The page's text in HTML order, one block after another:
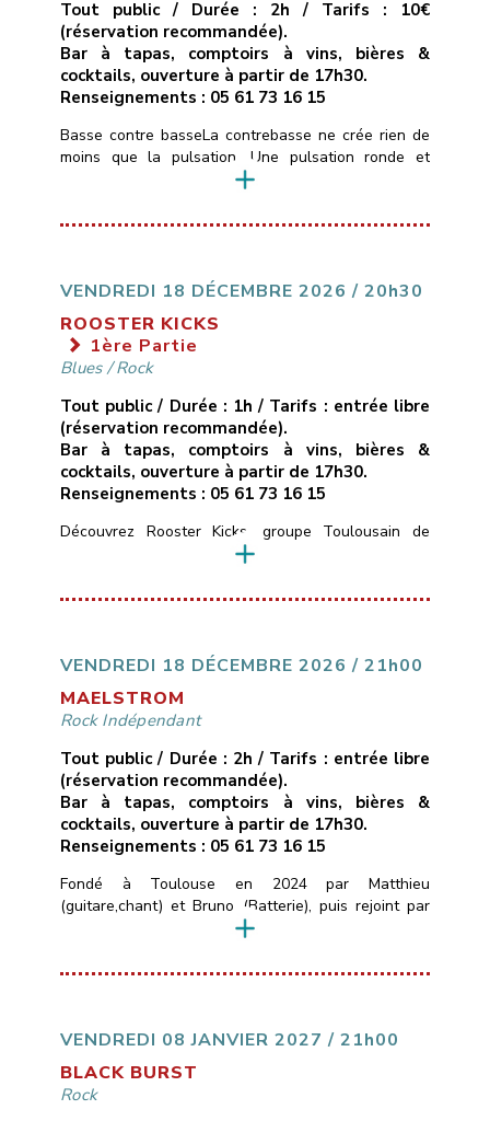
Tout public / Durée : 2h / Tarifs : 10€
(réservation recommandée).
Bar à tapas, comptoirs à vins, bières &
cocktails, ouverture à partir de 17h30.
Renseignements : 05 61 73 16 15
Basse contre basseLa contrebasse ne crée rien de
moins que la pulsation. Une pulsation ronde et
boisée, une pulsation mélodique qui construit
groupe.Hommage donc à quelques contrebassistes
Guillaume CerettoSaxophones : Michel Itier, Simon
MamdyBatterie : Jéremy Morello
___________________________
VENDREDI 18 DÉCEMBRE 2026 / 20h30
ROOSTER KICKS
1ère Partie
Blues/Rock
Tout public / Durée : 1h / Tarifs : entrée libre
(réservation recommandée).
Bar à tapas, comptoirs à vins, bières &
cocktails, ouverture à partir de 17h30.
Renseignements : 05 61 73 16 15
Découvrez Rooster Kicks, groupe Toulousain de
Blues Rock, nous vous proposons de découvrir des
Formé en 2022 par Laety, David, Laura et Yohann, ce
blues et pop.Nos influences et inspirations :Red Hot
VENDREDI 18 DÉCEMBRE 2026 / 21h00
MAELSTROM
Rock Indépendant
Tout public / Durée : 2h / Tarifs : entrée libre
(réservation recommandée).
Bar à tapas, comptoirs à vins, bières &
cocktails, ouverture à partir de 17h30.
Renseignements : 05 61 73 16 15
Fondé à Toulouse en 2024 par Matthieu
(guitare,chant) et Bruno (Batterie), puis rejoint par
Tanguy (Basse), MAELSTROM est né d’une envie
au public à travers nos morceaux.Le groupe propose
cherchent à allier des […]
VENDREDI 08 JANVIER 2027 / 21h00
BLACK BURST
Rock